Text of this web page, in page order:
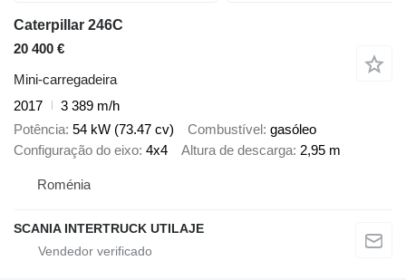
Caterpillar 246C
20 400 €
Mini-carregadeira
2017
3 389 m/h
Potência 54 kW (73.47 cv) Combustível gasóleo
Configuração do eixo 4x4 Altura de descarga 2,95 m
Roménia
SCANIA INTERTRUCK UTILAJE